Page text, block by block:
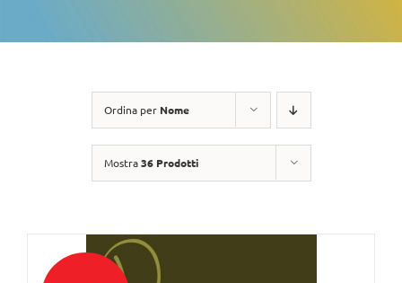
Ordina per Nome
Mostra36 Prodotti